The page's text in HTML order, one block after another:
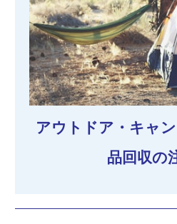
アウトドア・キャ
品回収の